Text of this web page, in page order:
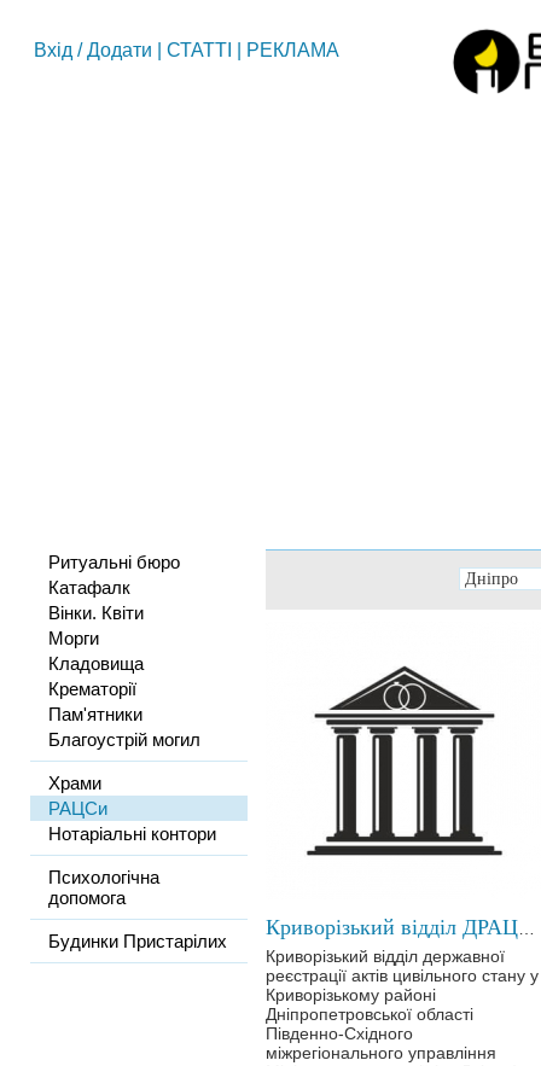
Вхід /Додати СТАТТІ РЕКЛАМА
Ритуальні бюро
Катафалк
Вінки. Квіти
Морги
Кладовища
Крематорії
Пам'ятники
Благоустрій могил
Храми
РАЦСи
Нотаріальні контори
Психологічна
допомога
Будинки Пристарілих
Криворізький відділ державної
реєстрації актів цивільного стану у
Криворізькому районі
Дніпропетровської області
Південно-Східного
міжрегіонального управління